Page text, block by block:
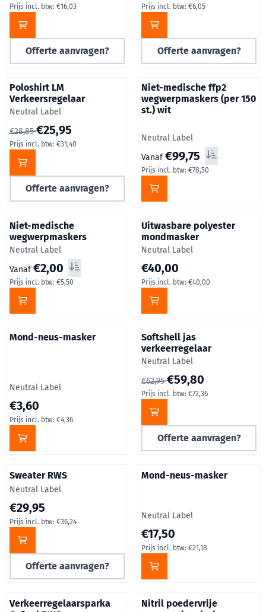
Prijs incl. btw: €16,03
Offerte aanvragen?
Prijs incl. btw: €6,05
Offerte aanvragen?
Poloshirt LM
Verkeersregelaar
Merk:
Neutral Label
Van 28,85 voor 25,95, inclusief btw: 31,40
€28,85€25,95
Prijs incl. btw: €31,40
Offerte aanvragen?
Niet-medische ffp2
wegwerpmaskers (per 150
st.) wit
Merk:
Neutral Label
Staffelprijzen beschikbaar,
Vanaf€99,75 Prijs excl. btw
Prijs incl. btw: €78,50
Niet-medische
wegwerpmaskers
Merk:
Neutral Label
Staffelprijzen beschikbaar, vanaf 2,00, inclusief btw: 5,50
Vanaf€2,00 Prijs excl. btw per stuk Tot 60 €5,50 60 en meer
Prijs incl. btw: €5,50
Uitwasbare polyester
mondmasker
Merk:
Neutral Label
Prijs: 40,00, inclusief btw:
€40,00
Prijs incl. btw: €40,00
Mond-neus-masker
Merk:
Neutral Label
Prijs: 3,60, inclusief btw: 4,36
€3,60
Prijs incl. btw: €4,36
Softshell jas
verkeerregelaar
Merk:
Neutral Label
Van 62,95 voor 59,80,
€62,95€59,80
Prijs incl. btw: €72,36
Offerte aanvragen?
Sweater RWS
Merk:
Neutral Label
Prijs op aanvraag, inclusief btw: 36,24
€29,95
Prijs incl. btw: €36,24
Offerte aanvragen?
Mond-neus-masker
Merk:
Neutral Label
Prijs: 17,50, inclusief btw:
€17,50
Prijs incl. btw: €21,18
Verkeerregelaarsparka
Nitril poedervrije